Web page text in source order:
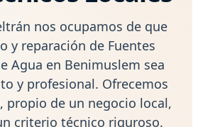
nos ocupamos de que
y reparación de Fuentes
Agua en Benimuslem sea
y profesional. Ofrecemos
propio de un negocio local,
criterio técnico riguroso.